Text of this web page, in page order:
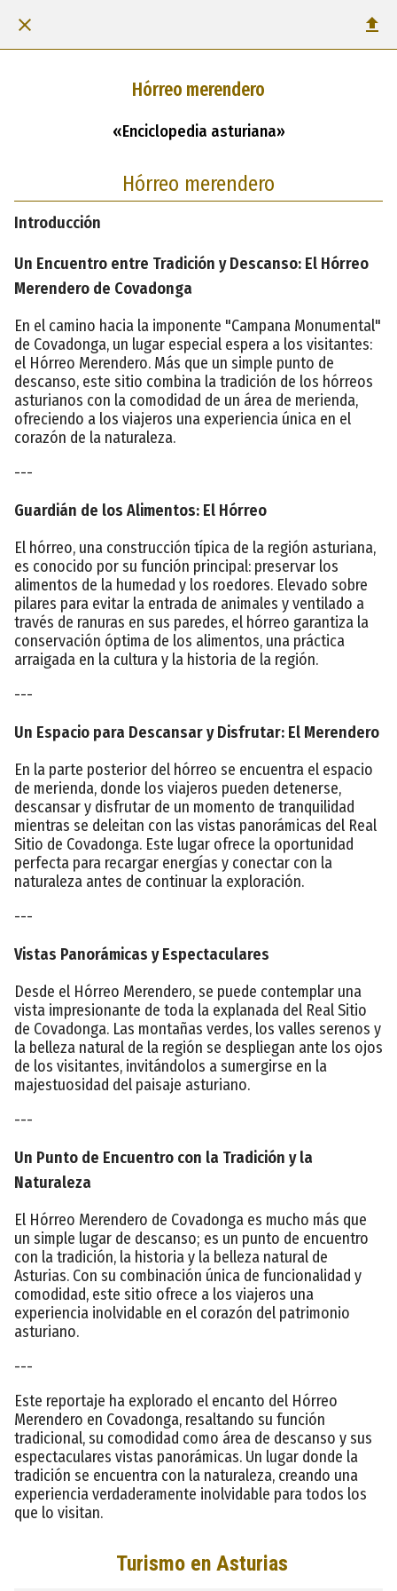
Hórreo merendero
«Enciclopedia asturiana»
Hórreo merendero
Introducción
Un Encuentro entre Tradición y Descanso: El Hórreo
Merendero de Covadonga
En el camino hacia la imponente "Campana Monumental"
de Covadonga, un lugar especial espera a los visitantes:
el Hórreo Merendero. Más que un simple punto de
descanso, este sitio combina la tradición de los hórreos
asturianos con la comodidad de un área de merienda,
ofreciendo a los viajeros una experiencia única en el
corazón de la naturaleza.
---
Guardián de los Alimentos: El Hórreo
El hórreo, una construcción típica de la región asturiana,
es conocido por su función principal: preservar los
alimentos de la humedad y los roedores. Elevado sobre
pilares para evitar la entrada de animales y ventilado a
través de ranuras en sus paredes, el hórreo garantiza la
conservación óptima de los alimentos, una práctica
arraigada en la cultura y la historia de la región.
---
Un Espacio para Descansar y Disfrutar: El Merendero
En la parte posterior del hórreo se encuentra el espacio
de merienda, donde los viajeros pueden detenerse,
descansar y disfrutar de un momento de tranquilidad
mientras se deleitan con las vistas panorámicas del Real
Sitio de Covadonga. Este lugar ofrece la oportunidad
perfecta para recargar energías y conectar con la
naturaleza antes de continuar la exploración.
---
Vistas Panorámicas y Espectaculares
Desde el Hórreo Merendero, se puede contemplar una
vista impresionante de toda la explanada del Real Sitio
de Covadonga. Las montañas verdes, los valles serenos y
la belleza natural de la región se despliegan ante los ojos
de los visitantes, invitándolos a sumergirse en la
majestuosidad del paisaje asturiano.
---
Un Punto de Encuentro con la Tradición y la
Naturaleza
El Hórreo Merendero de Covadonga es mucho más que
un simple lugar de descanso; es un punto de encuentro
con la tradición, la historia y la belleza natural de
Asturias. Con su combinación única de funcionalidad y
comodidad, este sitio ofrece a los viajeros una
experiencia inolvidable en el corazón del patrimonio
asturiano.
---
Este reportaje ha explorado el encanto del Hórreo
Merendero en Covadonga, resaltando su función
tradicional, su comodidad como área de descanso y sus
espectaculares vistas panorámicas. Un lugar donde la
tradición se encuentra con la naturaleza, creando una
experiencia verdaderamente inolvidable para todos los
que lo visitan.